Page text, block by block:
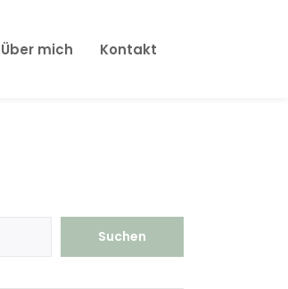
Über mich Kontakt
Suchen